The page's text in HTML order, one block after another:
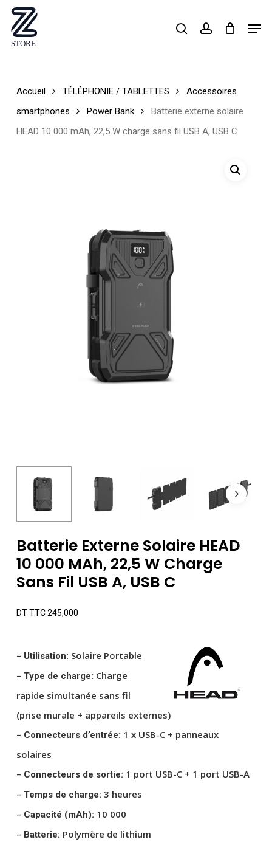
Skip
main
searchaccount
Accueil TÉLÉPHONIE / TABLETTES
Accessoires
smartphones
Power Bank
Batterie externe solaire
HEAD 10 000 mAh, 22,5 W charge sans fil USB A, USB C
Batterie Externe Solaire HEAD
10 000 MAh, 22,5 W Charge
Sans Fil USB A, USB C
DT TTC245,000
– Utilisation: Solaire Portable
– Type de charge: Charge
rapide simultanée sans fil
(prise murale + appareils externes)
– Connecteurs d’entrée: 1 x USB-C + panneaux
solaires
– Connecteurs de sortie: 1 port USB-C + 1 port USB-A
– Temps de charge: 3 heures
– Capacité (mAh): 10 000
– Batterie: Polymère de lithium